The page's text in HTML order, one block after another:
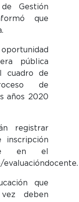
Gestión
que
pública
cuadro de
de
años 2020
registrar
inscripción
en el
evaluacióndocente.
que
deben